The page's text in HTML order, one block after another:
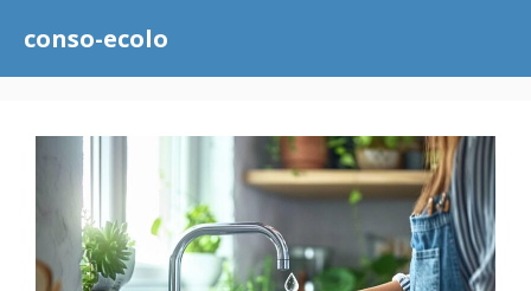
contenu
conso-ecolo